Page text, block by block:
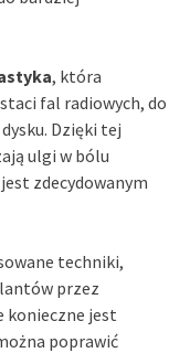
, która
fal radiowych, do
Dzięki tej
ulgi w bólu
zdecydowanym
techniki,
przez
konieczne jest
poprawić